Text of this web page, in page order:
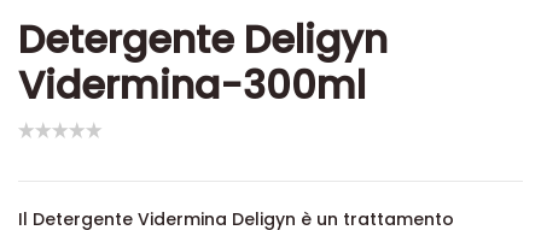
Detergente Deligyn
Vidermina-300ml
Il Detergente Vidermina Deligyn è un trattamento